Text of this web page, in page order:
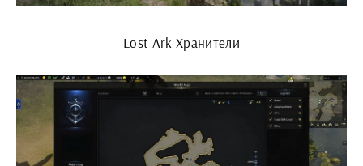
Lost Ark Хранители